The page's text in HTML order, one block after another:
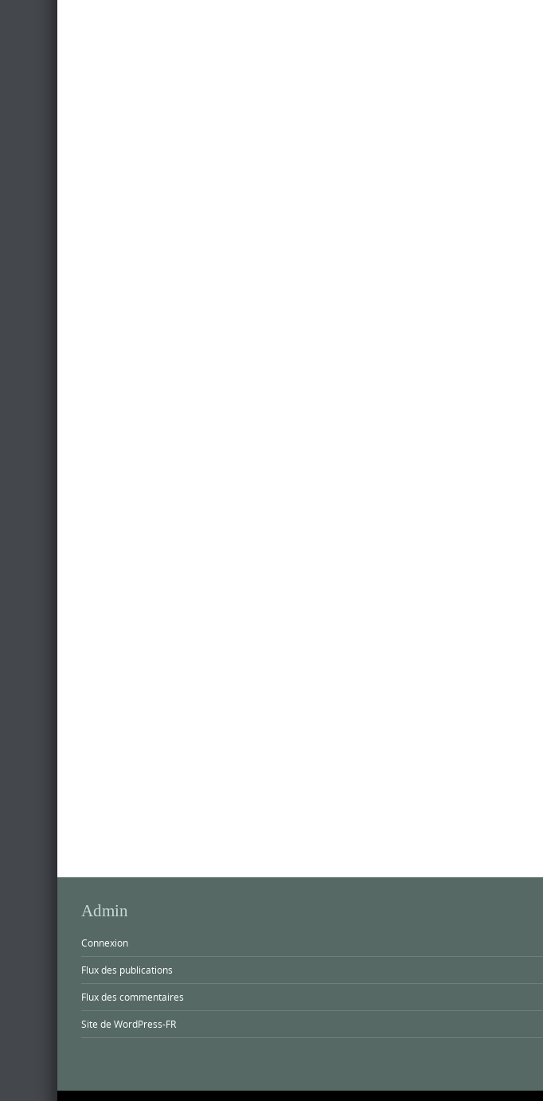
Admin
Connexion
Flux des publications
Flux des commentaires
Site de WordPress-FR